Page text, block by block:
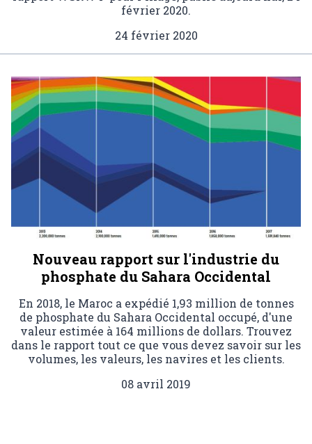
février 2020.
24 février 2020
Nouveau rapport sur l'industrie du
phosphate du Sahara Occidental
En 2018, le Maroc a expédié 1,93 million de tonnes
de phosphate du Sahara Occidental occupé, d'une
valeur estimée à 164 millions de dollars. Trouvez
dans le rapport tout ce que vous devez savoir sur les
volumes, les valeurs, les navires et les clients.
08 avril 2019